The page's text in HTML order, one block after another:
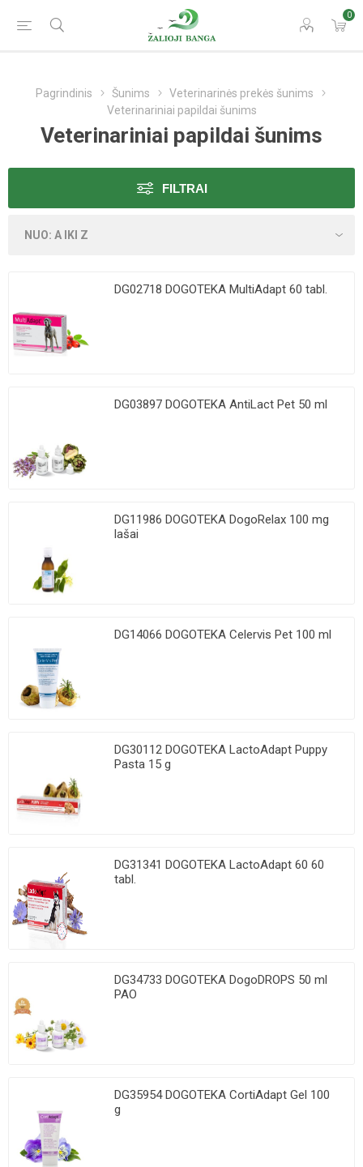
0
Pagrindinis Šunims
Veterinarinės prekės šunims
Veterinariniai papildai šunims
Veterinariniai papildai šunims
FILTRAI
DG02718 DOGOTEKA MultiAdapt 60 tabl.
DG03897 DOGOTEKA AntiLact Pet 50 ml
DG11986 DOGOTEKA DogoRelax 100 mg
lašai
DG14066 DOGOTEKA Celervis Pet 100 ml
DG30112 DOGOTEKA LactoAdapt Puppy
Pasta 15 g
DG31341 DOGOTEKA LactoAdapt 60 60
tabl.
DG34733 DOGOTEKA DogoDROPS 50 ml
PAO
DG35954 DOGOTEKA CortiAdapt Gel 100
g